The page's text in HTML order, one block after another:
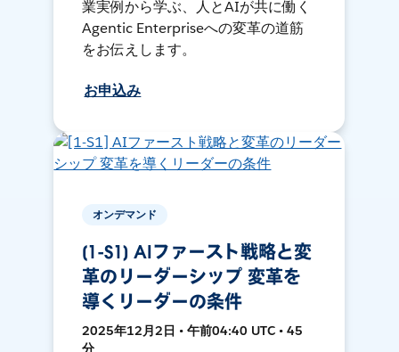
業実例から学ぶ、人とAIが共に働く
Agentic Enterpriseへの変革の道筋
をお伝えします。
お申込み
オンデマンド
[1-S1] AIファースト戦略と変
革のリーダーシップ 変革を
導くリーダーの条件
2025年12月2日 • 午前04:40 UTC • 45
分